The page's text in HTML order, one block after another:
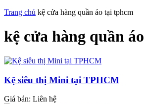
Trang chủ kệ cửa hàng quần áo tại tphcm
kệ cửa hàng quần
Kệ siêu thị Mini tại TPHCM
Giá bán: Liên hệ